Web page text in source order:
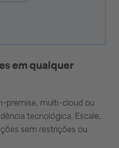
em qualquer
premise, multi-cloud ou
tecnológica. Escale,
sem restrições ou